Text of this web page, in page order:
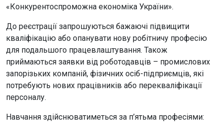
«Конкурентоспроможна економіка України».
До реєстрації запрошуються бажаючі підвищити
кваліфікацію або опанувати нову робітничу професію
для подальшого працевлаштування. Також
приймаються заявки від роботодавців – промислових
запорізьких компаній, фізичних осіб-підприємців, які
потребують нових працівників або перекваліфікації
персоналу.
Навчання здійснюватиметься за п’ятьма професіями: